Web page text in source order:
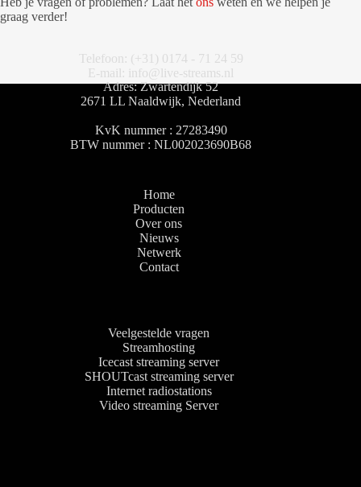
graag verder!
Telefoon: (+31) 0174 - 71 24 59
E-mail: info@live-streams.nl
Adres: Zwartendijk 52
2671 LL Naaldwijk, Nederland
KvK nummer : 27283490
BTW nummer : NL002023690B68
Home
Producten
Over ons
Nieuws
Netwerk
Contact
Veelgestelde vragen
Streamhosting
Icecast streaming server
SHOUTcast streaming server
Internet radiostations
Video streaming Server